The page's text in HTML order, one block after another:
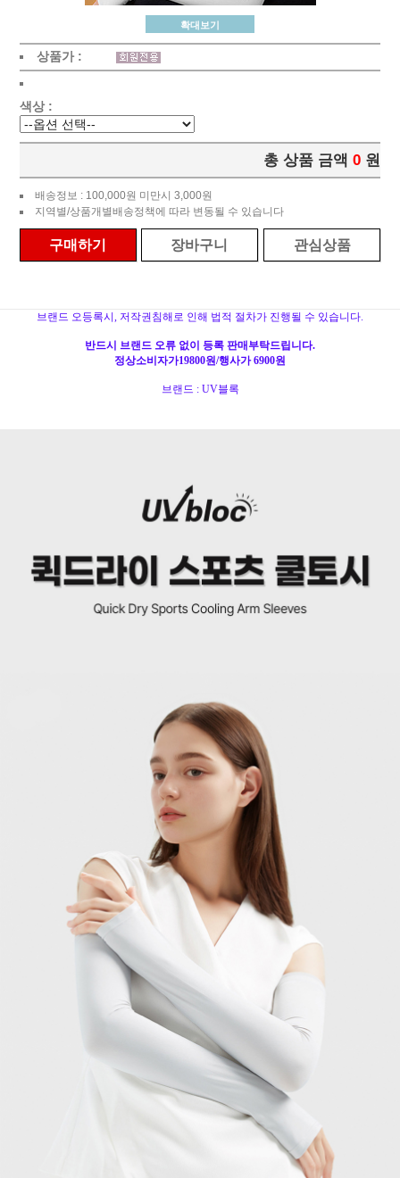
확대보기
상품가 :
색상 :
총 상품 금액 0 원
배송정보 : 100,000원 미만시 3,000원
지역별/상품개별배송정책에 따라 변동될 수 있습니다
구매하기 장바구니 관심상품
브랜드 오등록시, 저작권침해로 인해 법적 절차가 진행될 수 있습니다.
반드시 브랜드 오류 없이 등록 판매부탁드립니다.
정상소비자가19800원/행사가 6900원
브랜드 : UV블록